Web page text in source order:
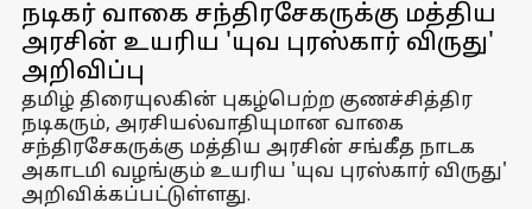
நடிகர் வாகை சந்திரசேகருக்கு மத்திய
அரசின் உயரிய 'யுவ புரஸ்கார் விருது'
அறிவிப்பு
தமிழ் திரையுலகின் புகழ்பெற்ற குணச்சித்திர
நடிகரும், அரசியல்வாதியுமான வாகை
சந்திரசேகருக்கு மத்திய அரசின் சங்கீத நாடக
அகாடமி வழங்கும் உயரிய 'யுவ புரஸ்கார் விருது'
அறிவிக்கப்பட்டுள்ளது.